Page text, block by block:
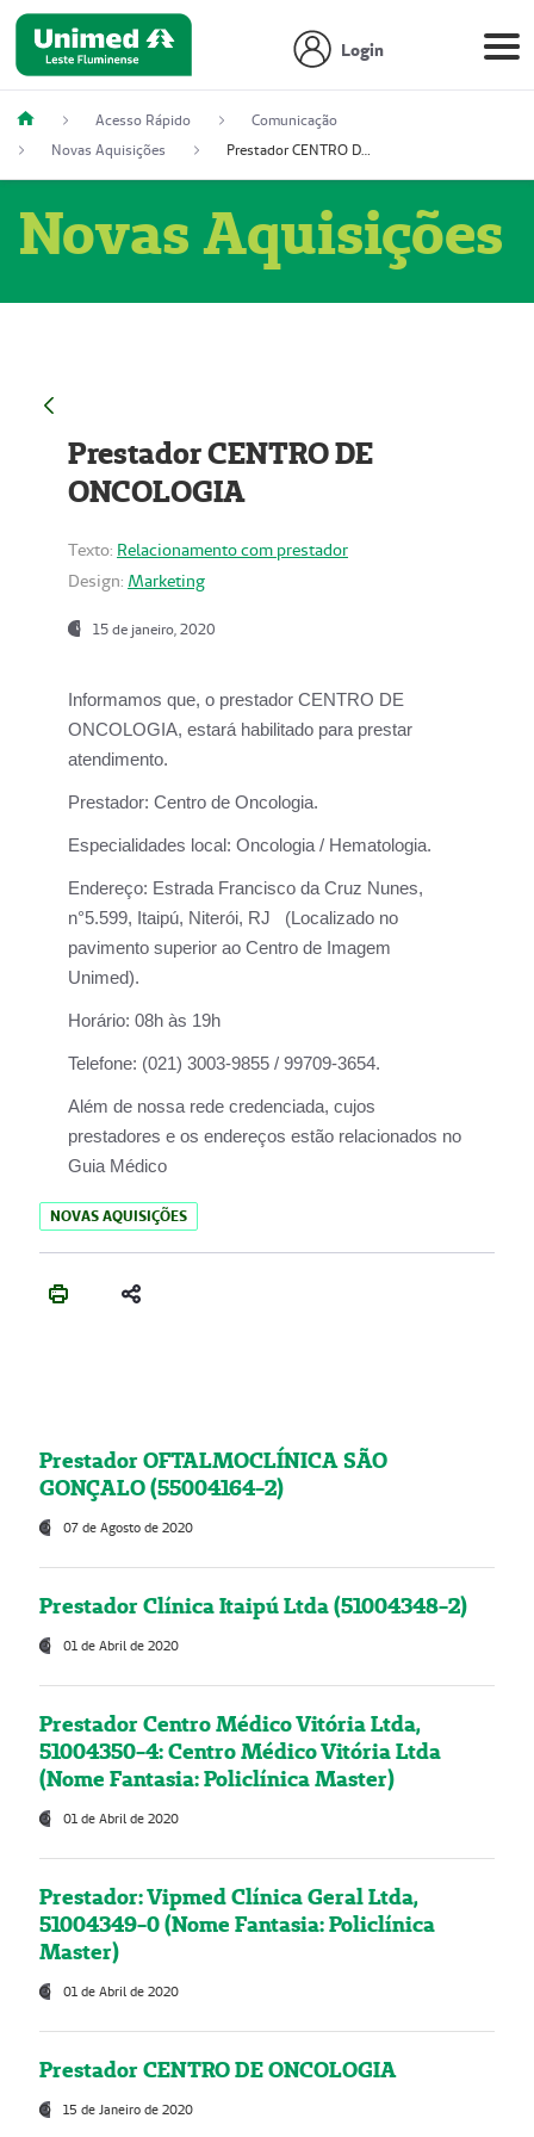
Login
Acesso Rápido
Comunicação
Novas Aquisições
Prestador CENTRO DE ONCOLOGIA
Novas Aquisições
Prestador CENTRO DE
ONCOLOGIA
Texto: Relacionamento com prestador
Design: Marketing
15 de janeiro, 2020
Informamos que, o prestador CENTRO DE
ONCOLOGIA, estará habilitado para prestar
atendimento.
Prestador: Centro de Oncologia.
Especialidades local: Oncologia / Hematologia.
Endereço: Estrada Francisco da Cruz Nunes,
n°5.599, Itaipú, Niterói, RJ (Localizado no
pavimento superior ao Centro de Imagem
Unimed).
Horário: 08h às 19h
Telefone: (021) 3003-9855 / 99709-3654.
Além de nossa rede credenciada, cujos
prestadores e os endereços estão relacionados no
Guia Médico
NOVAS AQUISIÇÕES
Prestador OFTALMOCLÍNICA SÃO
GONÇALO (55004164-2)
07 de Agosto de 2020
Prestador Clínica Itaipú Ltda (51004348-2)
01 de Abril de 2020
Prestador Centro Médico Vitória Ltda,
51004350-4: Centro Médico Vitória Ltda
(Nome Fantasia: Policlínica Master)
01 de Abril de 2020
Prestador: Vipmed Clínica Geral Ltda,
51004349-0 (Nome Fantasia: Policlínica
Master)
01 de Abril de 2020
Prestador CENTRO DE ONCOLOGIA
15 de Janeiro de 2020